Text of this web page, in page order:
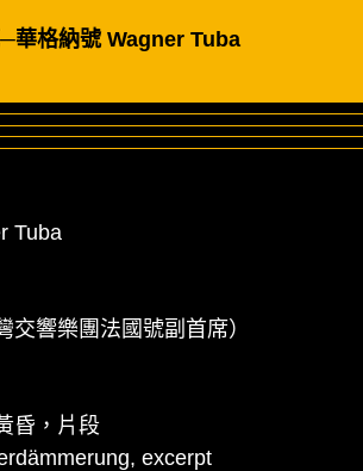
華格納號 Wagner Tuba
Tuba
交響樂團法國號副首席）
昏，片段
excerpt